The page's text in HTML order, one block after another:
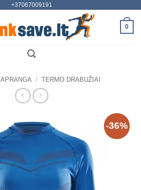
+37067009191
0
APRANGA / TERMO DRABUŽIAI
-36%